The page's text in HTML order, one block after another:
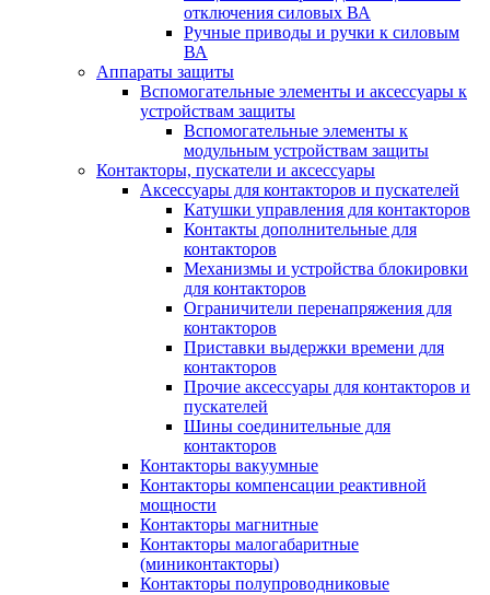
отключения силовых ВА
Ручные приводы и ручки к силовым
ВА
Аппараты защиты
Вспомогательные элементы и аксессуары к
устройствам защиты
Вспомогательные элементы к
модульным устройствам защиты
Контакторы, пускатели и аксессуары
Аксессуары для контакторов и пускателей
Катушки управления для контакторов
Контакты дополнительные для
контакторов
Механизмы и устройства блокировки
для контакторов
Ограничители перенапряжения для
контакторов
Приставки выдержки времени для
контакторов
Прочие аксессуары для контакторов и
пускателей
Шины соединительные для
контакторов
Контакторы вакуумные
Контакторы компенсации реактивной
мощности
Контакторы магнитные
Контакторы малогабаритные
(миниконтакторы)
Контакторы полупроводниковые